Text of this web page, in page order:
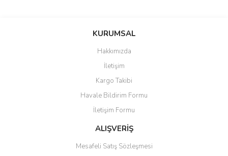
Bu ürüne ilk yorumu siz yapın!
Yorum Yaz
Ürün resmi kalitesiz, bozuk veya görüntülenemiyor.
Ürün açıklamasında eksik bilgiler bulunuyor.
Ürün bilgilerinde hatalar bulunuyor.
Ürün fiyatı diğer sitelerden daha pahalı.
Bu ürüne benzer farklı alternatifler olmalı.
KURUMSAL
Hakkımızda
İletişim
Kargo Takibi
Havale Bildirim Formu
İletişim Formu
ALIŞVERİŞ
Mesafeli Satış Sözleşmesi